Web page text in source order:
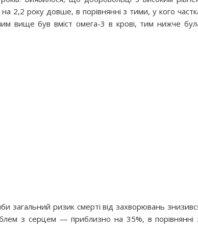
2,2 року довше, в порівнянні з тими, у кого
вище був вміст омега-3 в крові, тим нижче
загальний ризик смерті від захворювань
з серцем — приблизно на 35%, в порівнянні